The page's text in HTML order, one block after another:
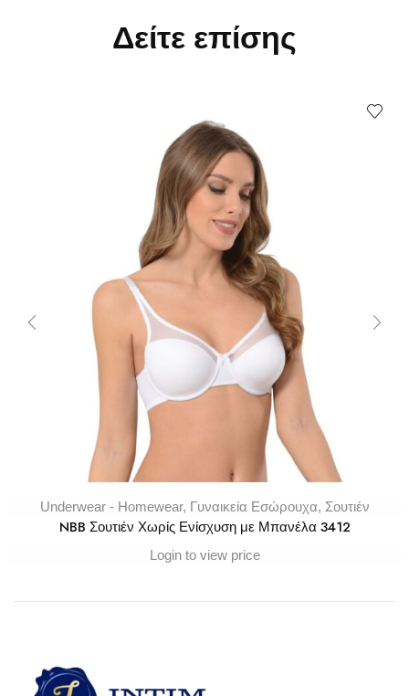
Δείτε επίσης
Underwear - Homewear, Γυναικεία Εσώρουχα, Σουτιέν
NBB Σουτιέν Χωρίς Ενίσχυση με Μπανέλα 3412
Login to view price